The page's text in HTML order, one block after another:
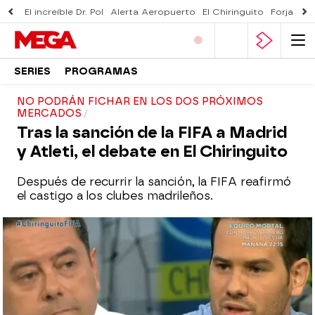
El increíble Dr. Pol Alerta Aeropuerto El Chiringuito Forjado
SERIES PROGRAMAS
NO PODRÁN FICHAR EN LOS DOS PRÓXIMOS
MERCADOS
Tras la sanción de la FIFA a Madrid
y Atleti, el debate en El Chiringuito
Después de recurrir la sanción, la FIFA reafirmó
el castigo a los clubes madrileños.